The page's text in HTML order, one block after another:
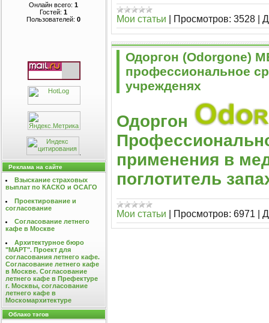
Онлайн всего:1
Гостей:1
Пользователей:0
Реклама на сайте
Взыскание страховых
выплат по КАСКО и ОСАГО
Проектирование и
согласование
Согласование летнего
кафе в Москве
Архитектурное бюро
"МАРТ". Проект для
согласования летнего кафе.
Согласование летнего кафе
в Москве. Согласование
летнего кафе в Префектуре
г. Москвы, согласование
летнего кафе в
Москомархитектуре
Облако тэгов
Мои статьи Просмотров: 3528
Одоргон (Odorgone)
профессиональное
учрежденях
Одоргон
применения в
поглотитель
Мои статьи | Просмотров: 6971 |